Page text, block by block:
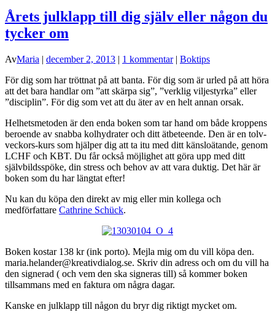
Årets julklapp till dig själv eller någon du
tycker om
AvMaria | december 2, 2013 | 1 kommentar| Boktips
För dig som har tröttnat på att banta. För dig som är urled på att höra
att det bara handlar om ”att skärpa sig”, ”verklig viljestyrka” eller
”disciplin”. För dig som vet att du äter av en helt annan orsak.
Helhetsmetoden är den enda boken som tar hand om både kroppens
beroende av snabba kolhydrater och ditt ätbeteende. Den är en tolv-
veckors-kurs som hjälper dig att ta itu med ditt känsloätande, genom
LCHF och KBT. Du får också möjlighet att göra upp med ditt
självbildsspöke, din stress och behov av att vara duktig. Det här är
boken som du har längtat efter!
Nu kan du köpa den direkt av mig eller min kollega och
medförfattare Cathrine Schück.
Boken kostar 138 kr (ink porto). Mejla mig om du vill köpa den.
maria.helander@kreativdialog.se. Skriv din adress och om du vill ha
den signerad ( och vem den ska signeras till) så kommer boken
tillsammans med en faktura om några dagar.
Kanske en julklapp till någon du bryr dig riktigt mycket om.